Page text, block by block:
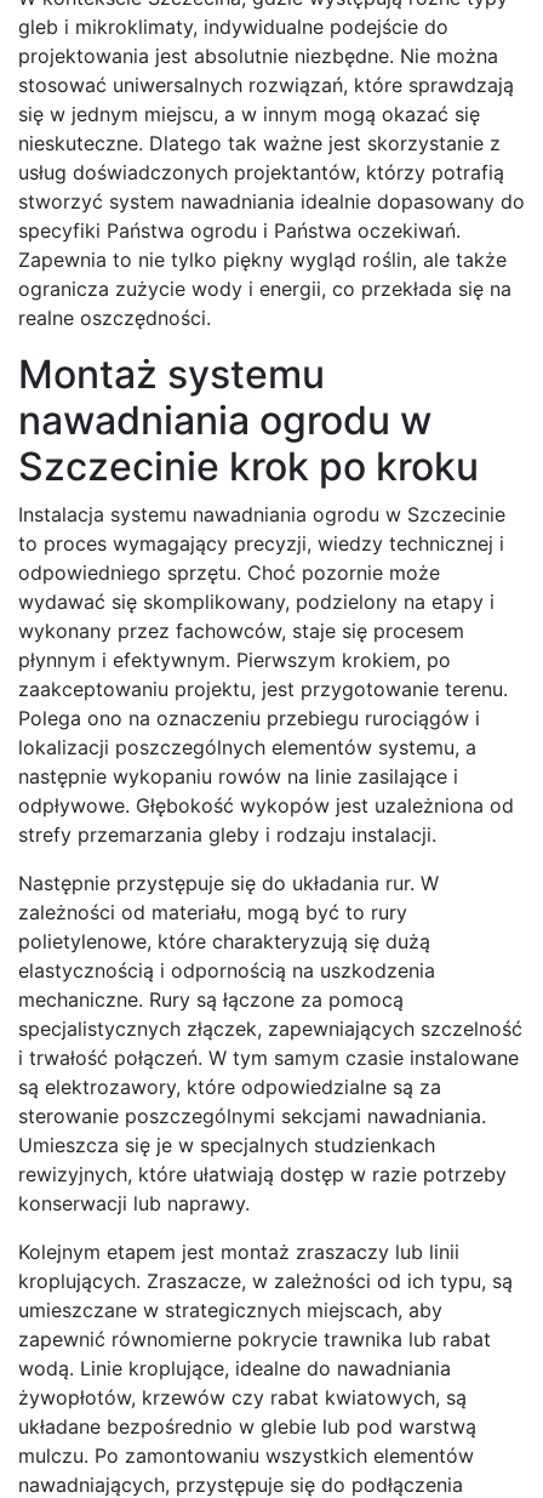
gleb i mikroklimaty, indywidualne podejście do
projektowania jest absolutnie niezbędne. Nie można
stosować uniwersalnych rozwiązań, które sprawdzają
się w jednym miejscu, a w innym mogą okazać się
nieskuteczne. Dlatego tak ważne jest skorzystanie z
usług doświadczonych projektantów, którzy potrafią
stworzyć system nawadniania idealnie dopasowany do
specyfiki Państwa ogrodu i Państwa oczekiwań.
Zapewnia to nie tylko piękny wygląd roślin, ale także
ogranicza zużycie wody i energii, co przekłada się na
realne oszczędności.
Montaż systemu
nawadniania ogrodu w
Szczecinie krok po kroku
Instalacja systemu nawadniania ogrodu w Szczecinie
to proces wymagający precyzji, wiedzy technicznej i
odpowiedniego sprzętu. Choć pozornie może
wydawać się skomplikowany, podzielony na etapy i
wykonany przez fachowców, staje się procesem
płynnym i efektywnym. Pierwszym krokiem, po
zaakceptowaniu projektu, jest przygotowanie terenu.
Polega ono na oznaczeniu przebiegu rurociągów i
lokalizacji poszczególnych elementów systemu, a
następnie wykopaniu rowów na linie zasilające i
odpływowe. Głębokość wykopów jest uzależniona od
strefy przemarzania gleby i rodzaju instalacji.
Następnie przystępuje się do układania rur. W
zależności od materiału, mogą być to rury
polietylenowe, które charakteryzują się dużą
elastycznością i odpornością na uszkodzenia
mechaniczne. Rury są łączone za pomocą
specjalistycznych złączek, zapewniających szczelność
i trwałość połączeń. W tym samym czasie instalowane
są elektrozawory, które odpowiedzialne są za
sterowanie poszczególnymi sekcjami nawadniania.
Umieszcza się je w specjalnych studzienkach
rewizyjnych, które ułatwiają dostęp w razie potrzeby
konserwacji lub naprawy.
Kolejnym etapem jest montaż zraszaczy lub linii
kroplujących. Zraszacze, w zależności od ich typu, są
umieszczane w strategicznych miejscach, aby
zapewnić równomierne pokrycie trawnika lub rabat
wodą. Linie kroplujące, idealne do nawadniania
żywopłotów, krzewów czy rabat kwiatowych, są
układane bezpośrednio w glebie lub pod warstwą
mulczu. Po zamontowaniu wszystkich elementów
nawadniających, przystępuje się do podłączenia